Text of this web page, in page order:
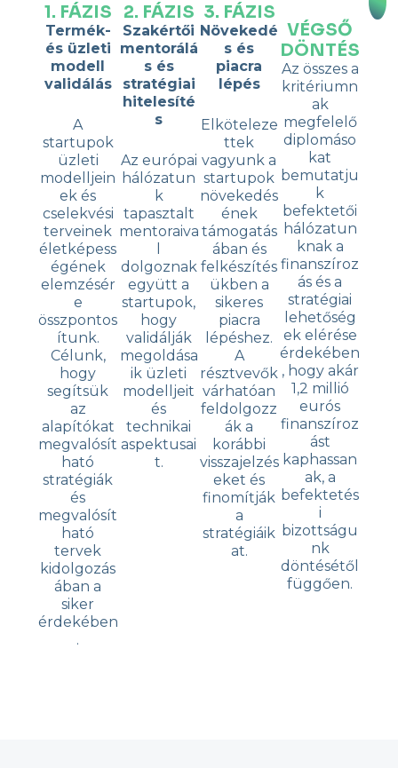
1. FÁZIS
Termék-
és üzleti
modell
validálás
A
startupok
üzleti
modelljein
ek és
cselekvési
terveinek
életképess
égének
elemzésér
e
összpontos
ítunk.
Célunk,
hogy
segítsük
az
alapítókat
megvalósít
ható
stratégiák
és
megvalósít
ható
tervek
kidolgozás
ában a
siker
érdekében
.
2. FÁZIS
Szakértői
mentorálá
s és
stratégiai
hitelesíté
s
Az európai
hálózatun
k
tapasztalt
mentoraiva
dolgoznak
együtt a
startupok,
hogy
validálják
megoldása
ik üzleti
modelljeit
és
technikai
aspektusai
t.
3. FÁZIS
Növekedé
s és
piacra
lépés
Elköteleze
ttek
vagyunk a
startupok
növekedés
ének
támogatás
ában és
felkészítés
ükben a
sikeres
piacra
lépéshez.
A
résztvevők
várhatóan
feldolgozz
ák a
korábbi
visszajelzés
eket és
finomítják
a
stratégiáik
at.
VÉGSŐ
DÖNTÉS
Az összes a
kritériumn
ak
megfelelő
diplomáso
kat
bemutatju
k
befektetői
hálózatun
knak a
finanszíroz
ás és a
stratégiai
lehetőség
ek elérése
érdekében
, hogy akár
1,2 millió
eurós
finanszíroz
ást
kaphassan
ak, a
befektetés
i
bizottságu
nk
döntésétől
függően.